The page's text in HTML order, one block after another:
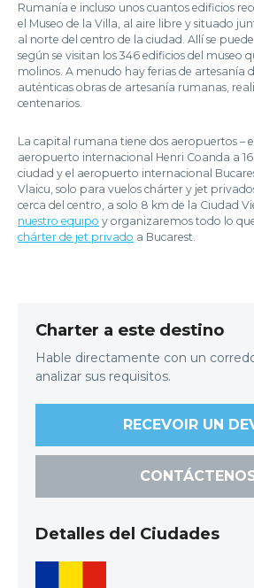
Rumanía e incluso unos cuantos edificios
el Museo de la Villa, al aire libre y situado
al norte del centro de la ciudad. Allí se
según se visitan los 346 edificios del museo
molinos. A menudo hay ferias de artesanía
auténticas obras de artesanía rumanas,
centenarios.
La capital rumana tiene dos aeropuertos –
aeropuerto internacional Henri Coanda a
ciudad y el aeropuerto internacional
Vlaicu, solo para vuelos chárter y jet
cerca del centro, a solo 8 km de la Ciudad
nuestro equipo y organizaremos todo lo
chárter de jet privado a Bucarest.
Charter a este destino
Hable directamente con un
analizar sus requisitos.
RECEVOIR UN
Detalles del Ciudades